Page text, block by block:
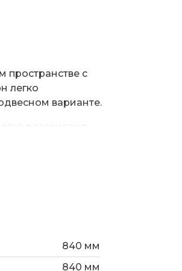
пространстве с
легко
варианте.
рассеивают
цветовую
подстраивать
до бодрящего
станет
840 мм
840 мм